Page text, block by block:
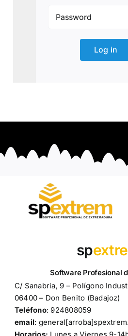
Log in
sp
C/ Sanabria, 9 – Polígono
06400 – Don Benito (Badajoz)
Teléfono: 924808059
email: